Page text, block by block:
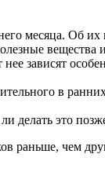
месяца. Об
вещества
зависят
в
это
раньше, чем